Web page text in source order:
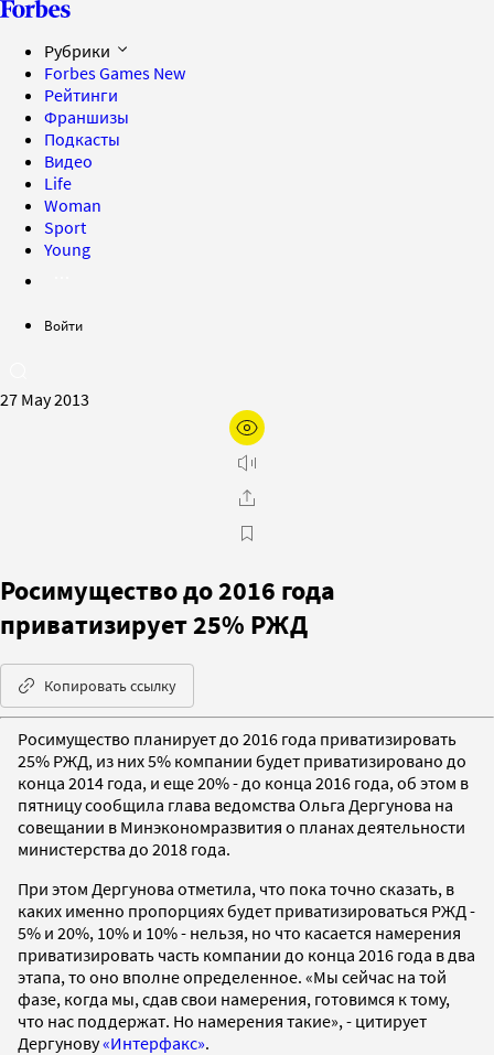
Рубрики
Forbes Games New
Рейтинги
Франшизы
Подкасты
Видео
Life
Woman
Sport
Young
Войти
27 May 2013
Росимущество до 2016 года
приватизирует 25% РЖД
Копировать ссылку
Росимущество планирует до 2016 года приватизировать
25% РЖД, из них 5% компании будет приватизировано до
конца 2014 года, и еще 20% - до конца 2016 года, об этом в
пятницу сообщила глава ведомства Ольга Дергунова на
совещании в Минэкономразвития о планах деятельности
министерства до 2018 года.
При этом Дергунова отметила, что пока точно сказать, в
каких именно пропорциях будет приватизироваться РЖД -
5% и 20%, 10% и 10% - нельзя, но что касается намерения
приватизировать часть компании до конца 2016 года в два
этапа, то оно вполне определенное. «Мы сейчас на той
фазе, когда мы, сдав свои намерения, готовимся к тому,
что нас поддержат. Но намерения такие», - цитирует
Дергунову«Интерфакс».